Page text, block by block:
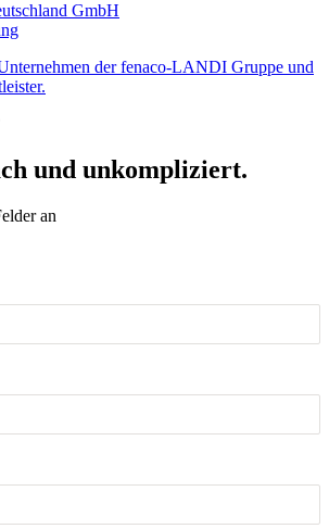
GmbH
der fenaco-LANDI Gruppe und
und unkompliziert.
an